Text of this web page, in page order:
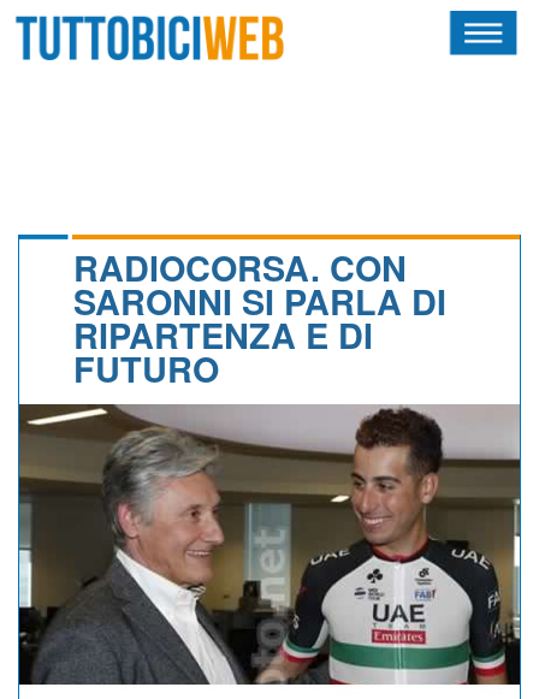
CALENDARIO
ALBI D'ORO
NEWSLETTER
RADIOCORSA. CON
SARONNI SI PARLA DI
RIPARTENZA E DI
FUTURO